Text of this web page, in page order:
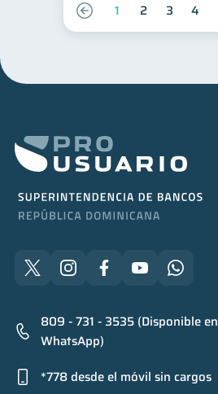
1 2 3 4
809 - 731 - 3535 (Disponible en
WhatsApp)
*778 desde el móvil sin cargos